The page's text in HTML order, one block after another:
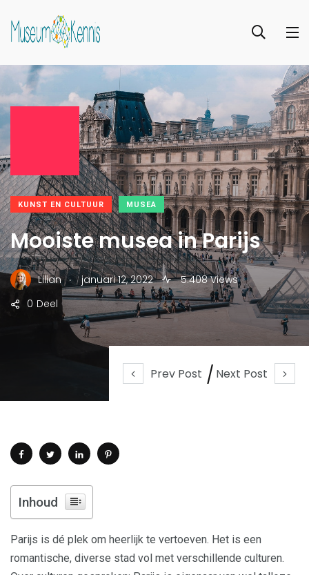
Prev Post Next Post
KUNST EN CULTUUR MUSEA
Mooiste musea in Parijs
Lilian . januari 12, 2022
5.408 Views
Deel
0
Inhoud
Parijs is dé plek om heerlijk te vertoeven. Het is een
romantische, diverse stad vol met verschillende culturen.